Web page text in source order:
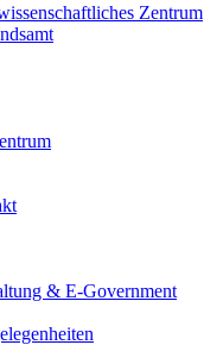
Zentrum
& E-Government